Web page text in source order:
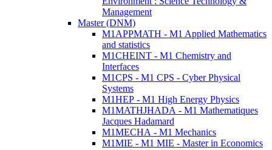
Management
Master (DNM)
M1APPMATH - M1 Applied Mathematics
and statistics
M1CHEINT - M1 Chemistry and
Interfaces
M1CPS - M1 CPS - Cyber Physical
Systems
M1HEP - M1 High Energy Physics
M1MATHJHADA - M1 Mathematiques
Jacques Hadamard
M1MECHA - M1 Mechanics
M1MIE - M1 MIE - Master in Economics